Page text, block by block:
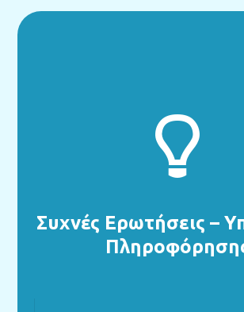
Συχνές Ερωτήσεις –